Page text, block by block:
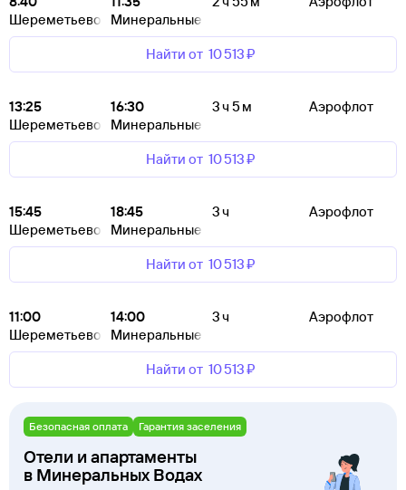
Шереметьево
Минеральные Воды
Найти от 10 ⁠513 ⁠₽
13:25
Шереметьево
16:30
Минеральные Воды
3 ч 5 м Аэрофлот
Найти от 10 ⁠513 ⁠₽
15:45
Шереметьево
18:45
Минеральные Воды
3 ч Аэрофлот
Найти от 10 ⁠513 ⁠₽
11:00
Шереметьево
14:00
Минеральные Воды
3 ч Аэрофлот
Найти от 10 ⁠513 ⁠₽
Безопасная оплата Гарантия заселения
Отели и апартаменты
в Минеральных Водах